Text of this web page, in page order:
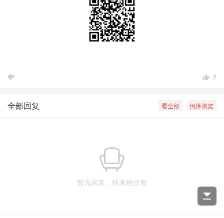
2
倒序浏览
看全部
全部回复
暂无回复，快来抢沙发